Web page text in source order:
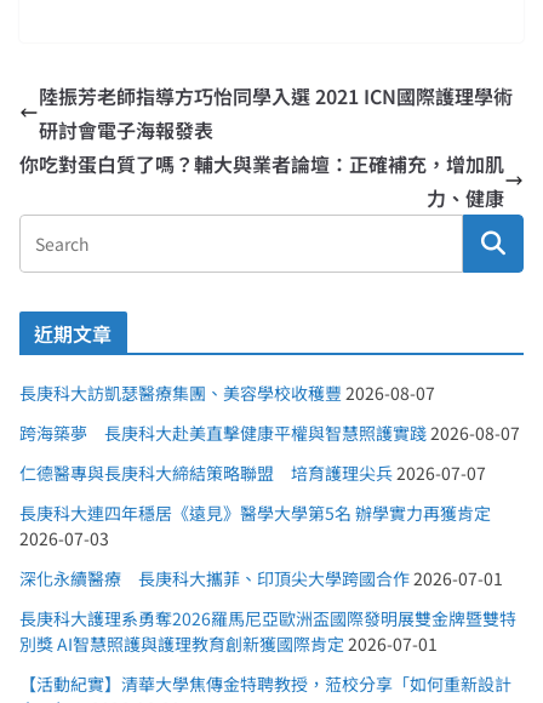
陸振芳老師指導方巧怡同學入選 2021 ICN國際護理學術
研討會電子海報發表
你吃對蛋白質了嗎？輔大與業者論壇：正確補充，增加肌
力、健康
近期文章
長庚科大訪凱瑟醫療集團、美容學校收穫豐 2026-08-07
跨海築夢 長庚科大赴美直擊健康平權與智慧照護實踐 2026-08-07
仁德醫專與長庚科大締結策略聯盟 培育護理尖兵 2026-07-07
長庚科大連四年穩居《遠見》醫學大學第5名 辦學實力再獲肯定
2026-07-03
深化永續醫療 長庚科大攜菲、印頂尖大學跨國合作 2026-07-01
長庚科大護理系勇奪2026羅馬尼亞歐洲盃國際發明展雙金牌暨雙特
別獎 AI智慧照護與護理教育創新獲國際肯定 2026-07-01
【活動紀實】清華大學焦傳金特聘教授，蒞校分享「如何重新設計